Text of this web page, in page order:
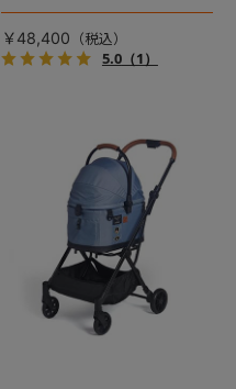
ルチェンジ。 新機能「マジカ
ルフォールディング」搭載
￥48,400
5.0（1）